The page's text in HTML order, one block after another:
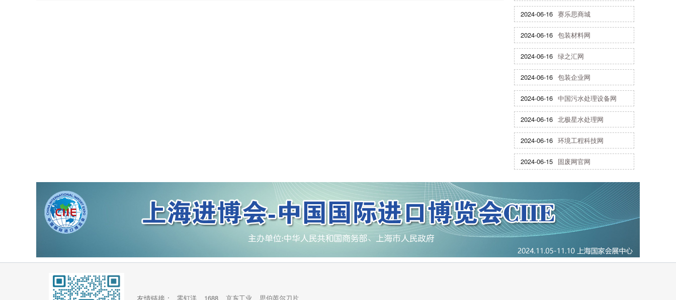
2024-06-16 赛乐思商城
2024-06-16 包装材料网
2024-06-16 绿之汇网
2024-06-16 包装企业网
2024-06-16 中国污水处理设备网
2024-06-16 北极星水处理网
2024-06-16 环境工程科技网
2024-06-15 固废网官网
友情链接： 零钉洋 1688 京东工业 思伯芮尔刀片